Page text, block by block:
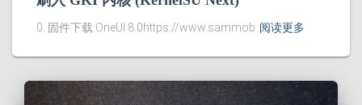
0. 固件下载 OneUI 8.0https://www.sammob 阅读更多